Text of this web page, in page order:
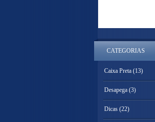
CATEGORIAS
Caixa Preta (13)
Desapega (3)
Dicas (22)